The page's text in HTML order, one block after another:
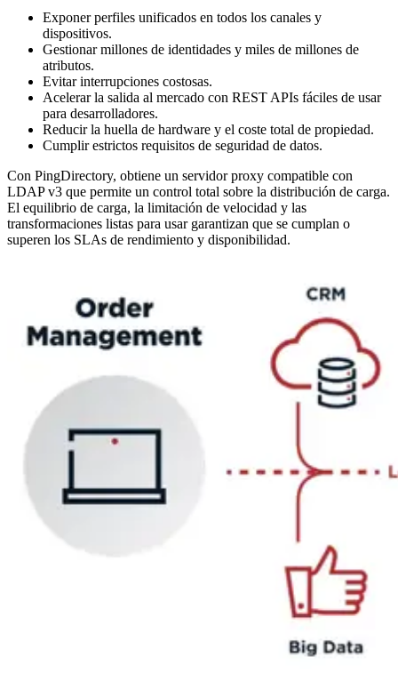
Exponer perfiles unificados en todos los canales y
dispositivos.
Gestionar millones de identidades y miles de millones de
atributos.
Evitar interrupciones costosas.
Acelerar la salida al mercado con REST APIs fáciles de usar
para desarrolladores.
Reducir la huella de hardware y el coste total de propiedad.
Cumplir estrictos requisitos de seguridad de datos.
Con PingDirectory, obtiene un servidor proxy compatible con
LDAP v3 que permite un control total sobre la distribución de carga.
El equilibrio de carga, la limitación de velocidad y las
transformaciones listas para usar garantizan que se cumplan o
superen los SLAs de rendimiento y disponibilidad.